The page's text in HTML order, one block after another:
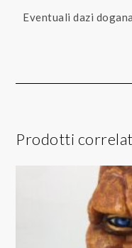
Eventuali dazi
Prodotti